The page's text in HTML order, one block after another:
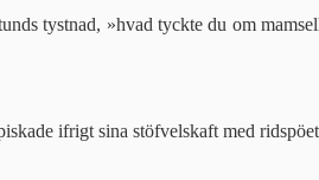
tystnad, »hvad tyckte du om
ifrigt sina stöfvelskaft med